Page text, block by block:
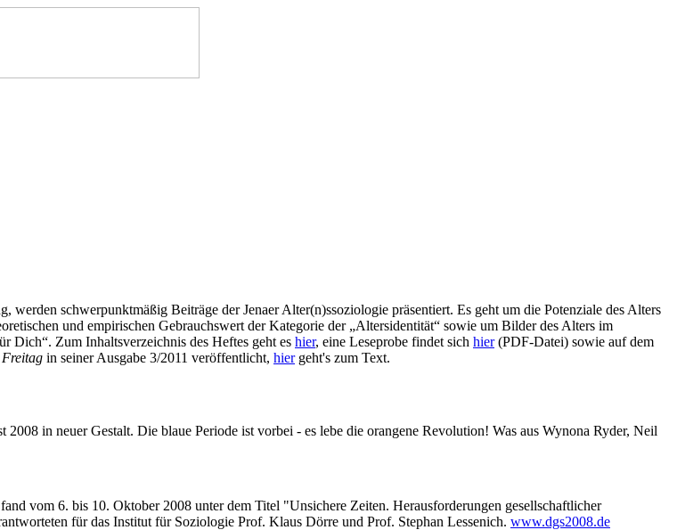
werden schwerpunktmäßig Beiträge der Jenaer Alter(n)ssoziologie präsentiert. Es geht um die Potenziale des Alters
und empirischen Gebrauchswert der Kategorie der „Altersidentität“ sowie um Bilder des Alters im
Dich“. Zum Inhaltsverzeichnis des Heftes geht es hier, eine Leseprobe findet sich hier(PDF-Datei) sowie auf dem
Freitag in seiner Ausgabe 3/2011 veröffentlicht, hiergeht's zum Text.
in neuer Gestalt. Die blaue Periode ist vorbei - es lebe die orangene Revolution! Was aus Wynona Ryder, Neil
vom 6. bis 10. Oktober 2008 unter dem Titel "Unsichere Zeiten. Herausforderungen gesellschaftlicher
für das Institut für Soziologie Prof. Klaus Dörre und Prof. Stephan Lessenich. www.dgs2008.de